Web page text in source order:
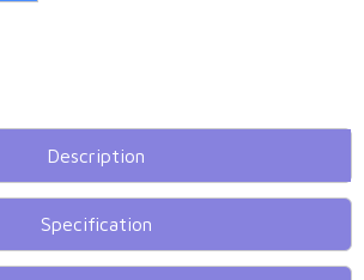
Description
Specification